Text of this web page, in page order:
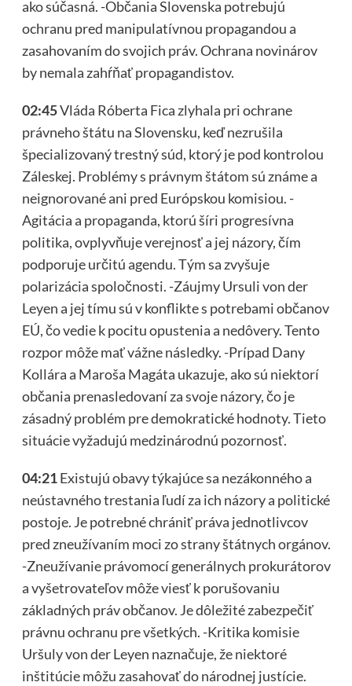
ako súčasná. -Občania Slovenska potrebujú
ochranu pred manipulatívnou propagandou a
zasahovaním do svojich práv. Ochrana novinárov
by nemala zahŕňať propagandistov.
02:45Vláda Róberta Fica zlyhala pri ochrane
právneho štátu na Slovensku, keď nezrušila
špecializovaný trestný súd, ktorý je pod kontrolou
Záleskej. Problémy s právnym štátom sú známe a
neignorované ani pred Európskou komisiou. -
Agitácia a propaganda, ktorú šíri progresívna
politika, ovplyvňuje verejnosť a jej názory, čím
podporuje určitú agendu. Tým sa zvyšuje
polarizácia spoločnosti. -Záujmy Ursuli von der
Leyen a jej tímu sú v konflikte s potrebami občanov
EÚ, čo vedie k pocitu opustenia a nedôvery. Tento
rozpor môže mať vážne následky. -Prípad Dany
Kollára a Maroša Magáta ukazuje, ako sú niektorí
občania prenasledovaní za svoje názory, čo je
zásadný problém pre demokratické hodnoty. Tieto
situácie vyžadujú medzinárodnú pozornosť.
04:21Existujú obavy týkajúce sa nezákonného a
neústavného trestania ľudí za ich názory a politické
postoje. Je potrebné chrániť práva jednotlivcov
pred zneužívaním moci zo strany štátnych orgánov.
-Zneužívanie právomocí generálnych prokurátorov
a vyšetrovateľov môže viesť k porušovaniu
základných práv občanov. Je dôležité zabezpečiť
právnu ochranu pre všetkých. -Kritika komisie
Uršuly von der Leyen naznačuje, že niektoré
inštitúcie môžu zasahovať do národnej justície.